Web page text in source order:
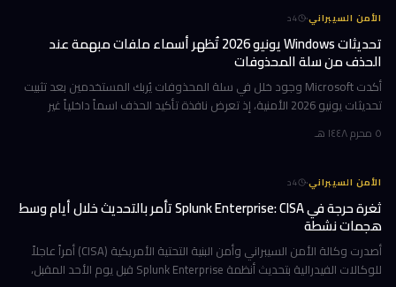
الأمن السيبراني·
4د
تحديثات Windows يونيو 2026 تُظهر أسماء ملفات مبهمة عند
الحذف من سلة المحذوفات
أكدت Microsoft وجود خلل في سلة المحذوفات يُربك المستخدمين بعد تثبيت
تحديثات يونيو 2026 الأمنية، إذ تعرض نافذة تأكيد الحذف اسماً داخلياً غير
٥ محرم ١٤٤٨ هـ
الأمن السيبراني·
4د
ثغرة حرجة في Splunk Enterprise: CISA تأمر بالتحديث خلال أيام وسط
هجمات نشطة
أصدرت وكالة الأمن السيبراني وأمن البنية التحتية الأمريكية (CISA) أمراً عاجلاً
للوكالات الفيدرالية بتحديث أنظمة Splunk Enterprise قبل يوم الأحد المقبل،